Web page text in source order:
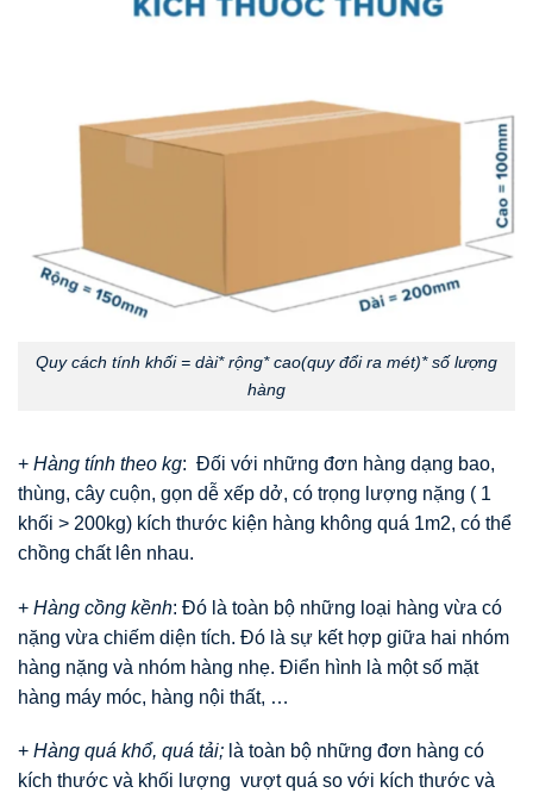
Quy cách tính khối = dài* rộng* cao(quy đổi ra mét)* số lượng
hàng
+ Hàng tính theo kg: Đối với những đơn hàng dạng bao,
thùng, cây cuộn, gọn dễ xếp dở, có trọng lượng nặng ( 1
khối > 200kg) kích thước kiện hàng không quá 1m2, có thể
chồng chất lên nhau.
+ Hàng cồng kềnh: Đó là toàn bộ những loại hàng vừa có
nặng vừa chiếm diện tích. Đó là sự kết hợp giữa hai nhóm
hàng nặng và nhóm hàng nhẹ. Điển hình là một số mặt
hàng máy móc, hàng nội thất, …
+ Hàng quá khổ, quá tải; là toàn bộ những đơn hàng có
kích thước và khối lượng vượt quá so với kích thước và